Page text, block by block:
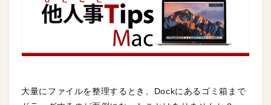
大量にファイルを整理するとき、Dockにあるゴミ箱まで